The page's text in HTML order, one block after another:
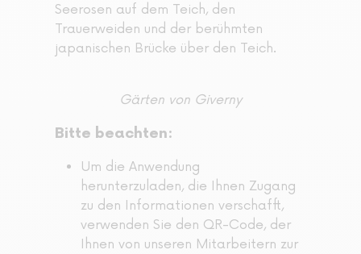
Seerosen auf dem Teich, den
Trauerweiden und der berühmten
japanischen Brücke über den Teich.
Gärten von Giverny
Bitte beachten:
Um die Anwendung
herunterzuladen, die Ihnen Zugang
zu den Informationen verschafft,
verwenden Sie den QR-Code, der
Ihnen von unseren Mitarbeitern zur